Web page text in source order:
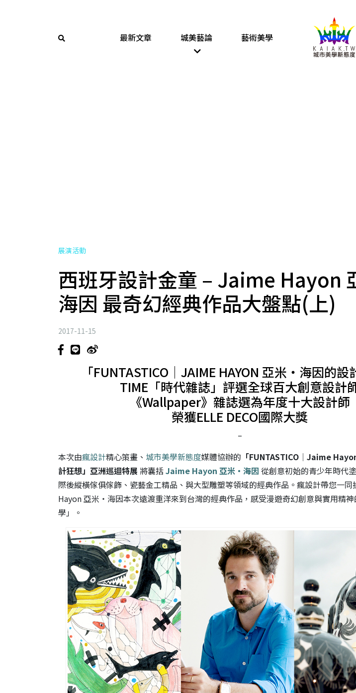
最新文章 城美藝論 藝術美學
展演活動
西班牙設計金童 – Jaime Hayon
海因 最奇幻經典作品大盤點(上)
2017-11-15
「FUNTASTICO│JAIME HAYON 亞米‧海因的設
TIME「時代雜誌」評選全球百大創意設計
《Wallpaper》雜誌選為年度十大設計師
榮獲ELLE DECO國際大獎
–
本次由瘋設計精心策畫、 城市美學新態度媒體協辦的 「FUNTASTICO│Jaime
計狂想」亞洲巡迴特展 將囊括Jaime Hayon 亞米‧海因 從創意初始的青少年時代
際後縱橫傢俱傢飾、瓷藝金工精品、與大型雕塑等領域的經典作品。瘋設計帶您一
Hayon 亞米‧海因本次遠渡重洋來到台灣的經典作品，感受漫遊奇幻創意與實用精
學」。